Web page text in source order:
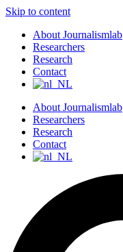
Skip to content
About Journalismlab
Researchers
Research
Contact
About Journalismlab
Researchers
Research
Contact